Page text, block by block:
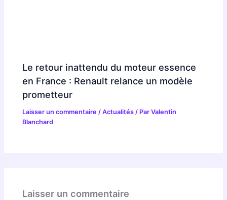
Le retour inattendu du moteur essence
en France : Renault relance un modèle
prometteur
Laisser un commentaire /Actualités / ParValentin
Blanchard
Laisser un commentaire